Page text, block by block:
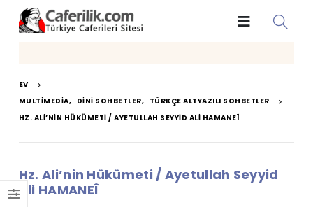
EV
MULTIMEDIA, DINI SOHBETLER, TÜRKÇE ALTYAZILI SOHBETLER
HZ. ALI’NIN HÜKÜMETI / AYETULLAH SEYYID ALI HAMANEÎ
Hz. Ali’nin Hükümeti / Ayetullah Seyyid
Ali HAMANEÎ